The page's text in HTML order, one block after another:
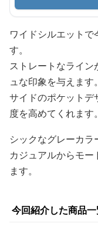
ワイドシルエット
す。
ストレートなライ
ュな印象を与えます。
サイドのポケットデ
度を高めてくれます。
シックなグレーカラ
カジュアルからモ
ます。
今回紹介した商品